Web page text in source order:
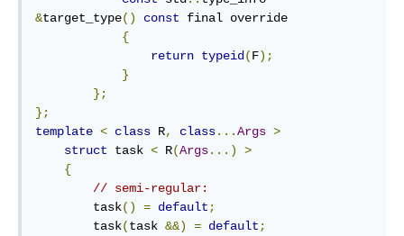
&target_type() const final override
{
return typeid (F);
}
};
};
template < class R, class...Args >
struct task < R(Args...)
>
{
// semi-regular:
        task
() = default ;
        task
(task &&) = default ;